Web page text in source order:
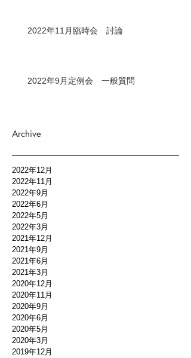
2022年11月臨時会 討論
2022年9月定例会 一般質問
Archive
2022年12月
2022年11月
2022年9月
2022年6月
2022年5月
2022年3月
2021年12月
2021年9月
2021年6月
2021年3月
2020年12月
2020年11月
2020年9月
2020年6月
2020年5月
2020年3月
2019年12月